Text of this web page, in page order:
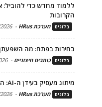
ללמוד מחדש כדי
הקרובות
בלוגים מערכת HRus -
בחירות בפתח: מה
בלוגים כותבים חיצוניים -
מיתוג מעסיק בעידן ה-AI: המנוע הכלכלי של גיוס ושימור טלנטים
בלוגים מערכת HRus -